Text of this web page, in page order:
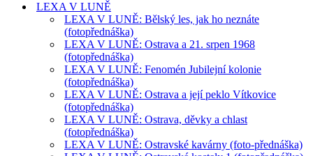
LEXA V LUNĚ
LEXA V LUNĚ: Bělský les, jak ho neznáte
(fotopřednáška)
LEXA V LUNĚ: Ostrava a 21. srpen 1968
(fotopřednáška)
LEXA V LUNĚ: Fenomén Jubilejní kolonie
(fotopřednáška)
LEXA V LUNĚ: Ostrava a její peklo Vítkovice
(fotopřednáška)
LEXA V LUNĚ: Ostrava, děvky a chlast
(fotopřednáška)
LEXA V LUNĚ: Ostravské kavárny (foto-přednáška)